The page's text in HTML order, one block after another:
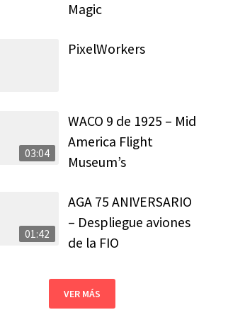
Magic
PixelWorkers
03:04
WACO 9 de 1925 – Mid
America Flight
Museum’s
01:42
AGA 75 ANIVERSARIO
– Despliegue aviones
de la FIO
VER MÁS